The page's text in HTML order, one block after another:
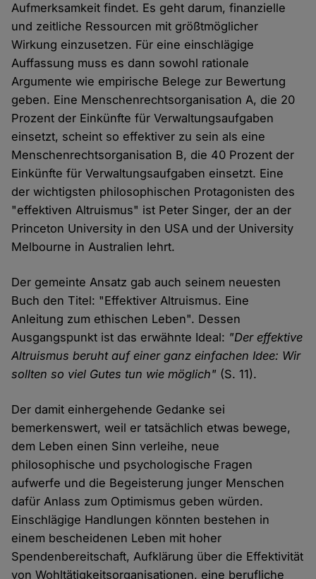
Aufmerksamkeit findet. Es geht darum, finanzielle
und zeitliche Ressourcen mit größtmöglicher
Wirkung einzusetzen. Für eine einschlägige
Auffassung muss es dann sowohl rationale
Argumente wie empirische Belege zur Bewertung
geben. Eine Menschenrechtsorganisation A, die 20
Prozent der Einkünfte für Verwaltungsaufgaben
einsetzt, scheint so effektiver zu sein als eine
Menschenrechtsorganisation B, die 40 Prozent der
Einkünfte für Verwaltungsaufgaben einsetzt. Eine
der wichtigsten philosophischen Protagonisten des
"effektiven Altruismus" ist Peter Singer, der an der
Princeton University in den USA und der University
Melbourne in Australien lehrt.
Der gemeinte Ansatz gab auch seinem neuesten
Buch den Titel: "Effektiver Altruismus. Eine
Anleitung zum ethischen Leben". Dessen
Ausgangspunkt ist das erwähnte Ideal: "Der effektive
Altruismus beruht auf einer ganz einfachen Idee: Wir
sollten so viel Gutes tun wie möglich" (S. 11).
Der damit einhergehende Gedanke sei
bemerkenswert, weil er tatsächlich etwas bewege,
dem Leben einen Sinn verleihe, neue
philosophische und psychologische Fragen
aufwerfe und die Begeisterung junger Menschen
dafür Anlass zum Optimismus geben würden.
Einschlägige Handlungen könnten bestehen in
einem bescheidenen Leben mit hoher
Spendenbereitschaft, Aufklärung über die Effektivität
von Wohltätigkeitsorganisationen, eine berufliche